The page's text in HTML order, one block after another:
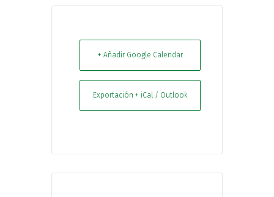
+ Añadir Google Calendar
Exportación + iCal / Outlook